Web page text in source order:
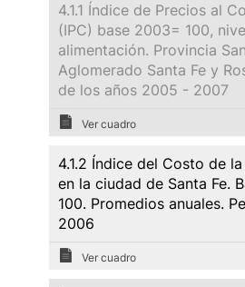
4.1.1 Índice de Precios al
(IPC) base 2003= 100,
alimentación. Provincia
Aglomerado Santa Fe y
de los años 2005 - 2007
Ver cuadro
4.1.2 Índice del Costo de
en la ciudad de Santa Fe.
100. Promedios anuales.
2006
Ver cuadro